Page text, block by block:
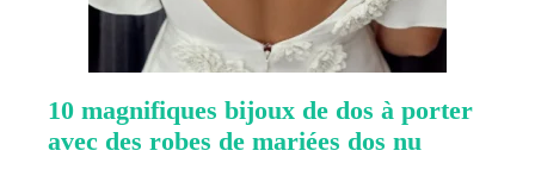
10 magnifiques bijoux de dos à porter
avec des robes de mariées dos nu